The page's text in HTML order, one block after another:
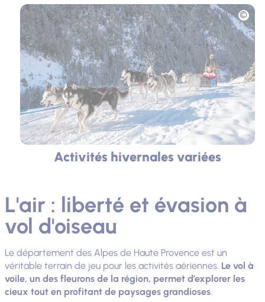
Activités hivernales variées
Photo
L'air : liberté et évasion à
vol d'oiseau
Le département des Alpes de Haute Provence est un
véritable terrain de jeu pour les activités aériennes. Le vol à
voile, un des fleurons de la région, permet d’explorer les
cieux tout en profitant de paysages grandioses.